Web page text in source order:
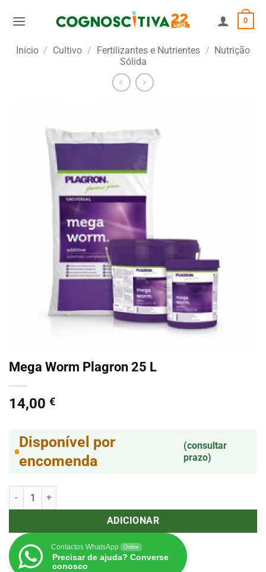
0
Início / Cultivo / Fertilizantes e Nutrientes / Nutrição
Sólida
Mega Worm Plagron 25 L
14,00 €
Disponível por
encomenda
(consultar
prazo)
Quantidade de Mega Worm Plagron 25 L
ADICIONAR
Contactos WhatsApp Online
Precisar de ajuda? Converse
conosco